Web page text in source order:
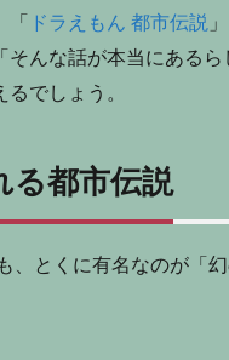
ドラえもん 都市伝説
そんな話が本当にある
でしょう。
る都市伝説
、とくに有名なのが「